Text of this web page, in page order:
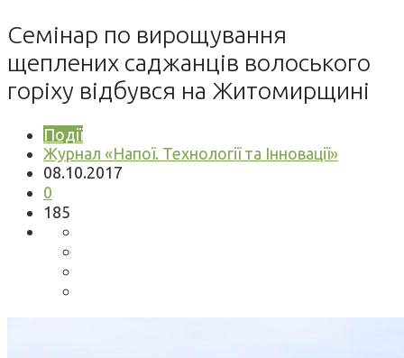
Семінар по вирощування
щеплених саджанців волоського
горіху відбувся на Житомирщині
Події
Журнал «Напої. Технології та Інновації»
08.10.2017
0
185